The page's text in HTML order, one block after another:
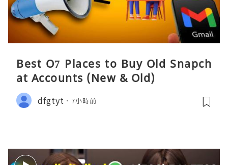
Best O7 Places to Buy Old Snapch
at Accounts (New & Old)
dfgtyt 7小時前